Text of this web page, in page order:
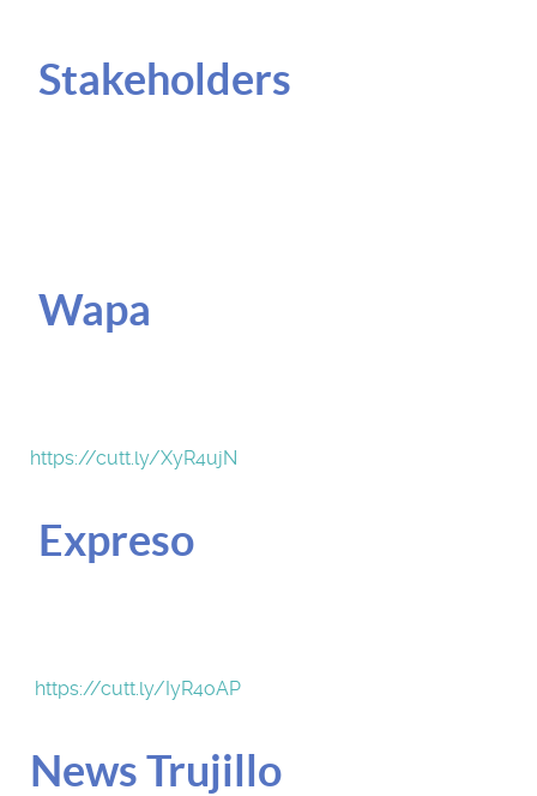
Stakeholders
Wapa
https://cutt.ly/XyR4ujN
Expreso
https://cutt.ly/IyR4oAP
News Trujillo